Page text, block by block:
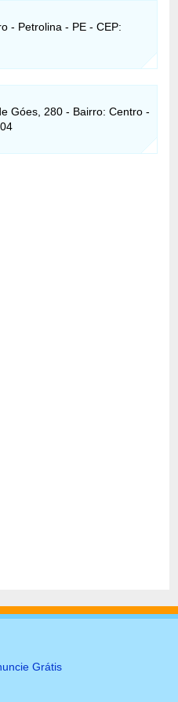
- Petrolina - PE - CEP:
Góes, 280 - Bairro: Centro -
Grátis